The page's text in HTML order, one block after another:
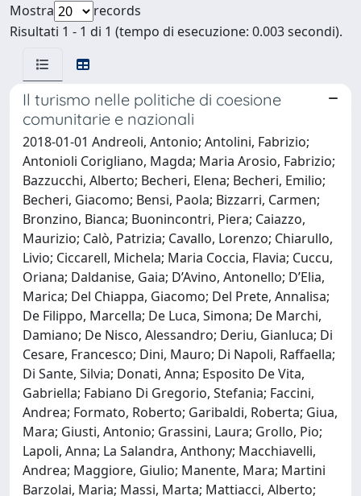
Mostra
records
Risultati 1 - 1 di 1 (tempo di esecuzione: 0.003 secondi).
Il turismo nelle politiche di coesione
comunitarie e nazionali
2018-01-01 Andreoli, Antonio; Antolini, Fabrizio;
Antonioli Corigliano, Magda; Maria Arosio, Fabrizio;
Bazzucchi, Alberto; Becheri, Elena; Becheri, Emilio;
Becheri, Giacomo; Bensi, Paola; Bizzarri, Carmen;
Bronzino, Bianca; Buonincontri, Piera; Caiazzo,
Maurizio; Calò, Patrizia; Cavallo, Lorenzo; Chiarullo,
Livio; Ciccarell, Michela; Maria Coccia, Flavia; Cuccu,
Oriana; Daldanise, Gaia; D’Avino, Antonello; D’Elia,
Marica; Del Chiappa, Giacomo; Del Prete, Annalisa;
De Filippo, Marcella; De Luca, Simona; De Marchi,
Damiano; De Nisco, Alessandro; Deriu, Gianluca; Di
Cesare, Francesco; Dini, Mauro; Di Napoli, Raffaella;
Di Sante, Silvia; Donati, Anna; Esposito De Vita,
Gabriella; Fabiano Di Gregorio, Stefania; Faccini,
Andrea; Formato, Roberto; Garibaldi, Roberta; Giua,
Mara; Giusti, Antonio; Grassini, Laura; Grollo, Pio;
Lapoli, Anna; La Salandra, Anthony; Macchiavelli,
Andrea; Maggiore, Giulio; Manente, Mara; Martini
Barzolai, Maria; Massi, Marta; Mattiacci, Alberto;